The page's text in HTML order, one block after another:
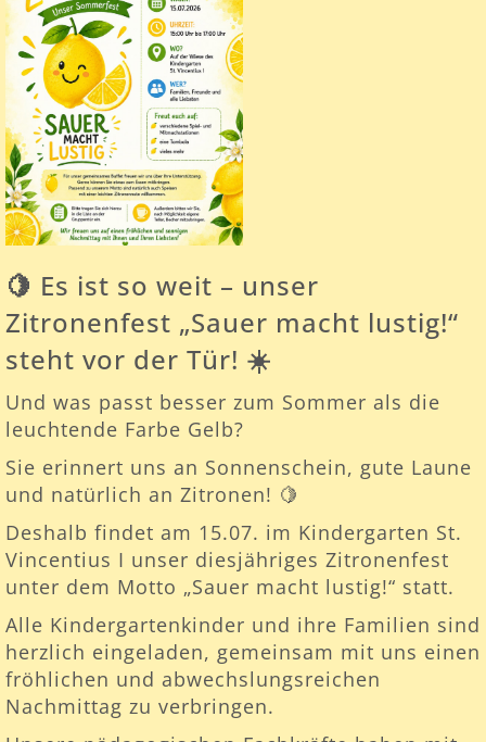
🍋 Es ist so weit – unser
Zitronenfest „Sauer macht lustig!“
steht vor der Tür! ☀️
Und was passt besser zum Sommer als die
leuchtende Farbe Gelb?
Sie erinnert uns an Sonnenschein, gute Laune
und natürlich an Zitronen! 🍋
Deshalb findet am 15.07. im Kindergarten St.
Vincentius I unser diesjähriges Zitronenfest
unter dem Motto „Sauer macht lustig!“ statt.
Alle Kindergartenkinder und ihre Familien sind
herzlich eingeladen, gemeinsam mit uns einen
fröhlichen und abwechslungsreichen
Nachmittag zu verbringen.